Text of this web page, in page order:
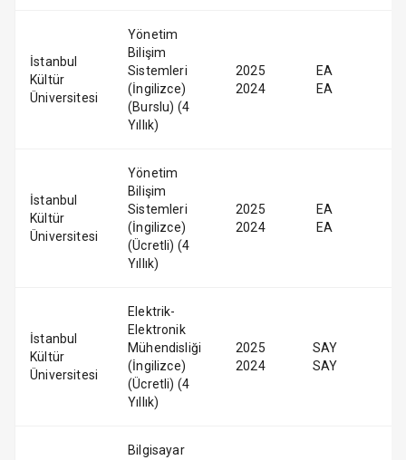
İstanbul
Kültür
Üniversitesi
Yönetim
Bilişim
Sistemleri
(İngilizce)
(Burslu) (4
Yıllık)
2025
2024
EA
EA
İstanbul
Kültür
Üniversitesi
Yönetim
Bilişim
Sistemleri
(İngilizce)
(Ücretli) (4
Yıllık)
2025
2024
EA
EA
İstanbul
Kültür
Üniversitesi
Elektrik-
Elektronik
Mühendisliği
(İngilizce)
(Ücretli) (4
Yıllık)
2025
2024
SAY
SAY
Bilgisayar